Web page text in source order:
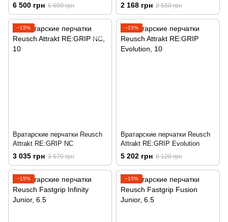
6 500 грн 6 600 грн 2 168 грн 2 550 грн
−15%
Вратарские перчатки Reusch
Attrakt RE:GRIP NC
3 035 грн 3 570 грн
−15%
Вратарские перчатки Reusch
Attrakt RE:GRIP Evolution
5 202 грн 6 120 грн
−15% −15%